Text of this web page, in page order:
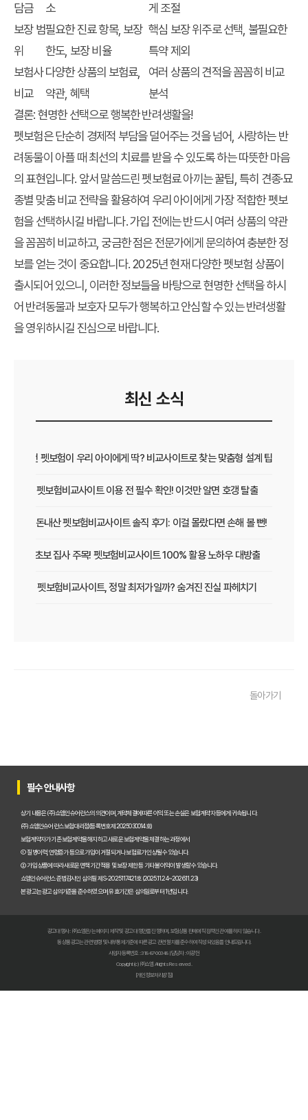
담금
소
게 조절
보장 범
위
필요한 진료 항목, 보장
한도, 보장 비율
핵심 보장 위주로 선택, 불필요한
특약 제외
보험사
비교
다양한 상품의 보험료,
약관, 혜택
여러 상품의 견적을 꼼꼼히 비교
분석
결론: 현명한 선택으로 행복한 반려생활을!
펫보험은 단순히 경제적 부담을 덜어주는 것을 넘어, 사랑하는 반
려동물이 아플 때 최선의 치료를 받을 수 있도록 하는 따뜻한 마음
의 표현입니다. 앞서 말씀드린 펫보험료 아끼는 꿀팁, 특히 견종·묘
종별 맞춤 비교 전략을 활용하여 우리 아이에게 가장 적합한 펫보
험을 선택하시길 바랍니다. 가입 전에는 반드시 여러 상품의 약관
을 꼼꼼히 비교하고, 궁금한 점은 전문가에게 문의하여 충분한 정
보를 얻는 것이 중요합니다. 2025년 현재 다양한 펫보험 상품이
출시되어 있으니, 이러한 정보들을 바탕으로 현명한 선택을 하시
어 반려동물과 보호자 모두가 행복하고 안심할 수 있는 반려생활
을 영위하시길 진심으로 바랍니다.
최신 소식
어떤 펫보험이 우리 아이에게 딱? 비교사이트로 찾는 맞춤형 설계 팁
펫보험비교사이트 이용 전 필수 확인! 이것만 알면 호갱 탈출
내돈내산 펫보험비교사이트 솔직 후기: 이걸 몰랐다면 손해 볼 뻔!
초보 집사 주목! 펫보험비교사이트 100% 활용 노하우 대방출
펫보험비교사이트, 정말 최저가일까? 숨겨진 진실 파헤치기
우리 아이 펫보험, 비교사이트로 간편하게 찾았어요! 가입 성공 후기
펫보험비교사이트 꼭 써야 할까? 현명한 선택을 위한 궁금증 해결
펫보험비교사이트 완벽 활용 팁! 내 반려동물에 맞는 최적의 보험 찾는 법
펫보험비교사이트 이용 가이드: 내 반려동물에게 꼭 맞는 보험료 찾는 비법
펫보험비교사이트, 평점만 보고 고르면 후회? 진짜 중요한 차이점은?
펫보험비교사이트, A사와 B사 어디가 더 유리할까?
돌아가기
필수 안내사항
상기 내용은 (주)쇼엠인슈어런스의 의견이며, 계약체결에 따른 이익 또는 손실은 보험계약자 등에게 귀속됩니다.
(주)쇼엠인슈어런스 보험대리점(등록번호 제2025030014호)
보험계약자가 기존 보험계약을 해지하고 새로운 보험계약을 체결하는 과정에서
① 질병이력, 연령증가 등으로 가입이 거절되거나 보험료가 인상될 수 있습니다.
② 가입 상품에 따라 새로운 면책기간 적용 및 보장 제한 등 기타 불이익이 발생할 수 있습니다.
쇼엠인슈어런스 준법감시인 심의필 제S-2025117421호 (2025.11.24~2026.11.23)
본 광고는 광고심의기준을 준수하였으며, 유효기간은 심의일로부터 1년입니다.
광고대행사 : ㈜쇼엠은/는 페이지 제작 및 광고 대행만을 진행하며, 보험상품 판매에 직접적인 관여를 하지 않습니다.
동 상품광고는 관련 법령 및 내부통제기준에 따른 광고 관련 절차를 준수하여 작성되었음을 안내드립니다.
사업자등록번호 : 318-87-00348 | 담당자 : 이광헌
Copyright (c) ㈜쇼엠 All rights Reserved.
[개인정보처리방침]